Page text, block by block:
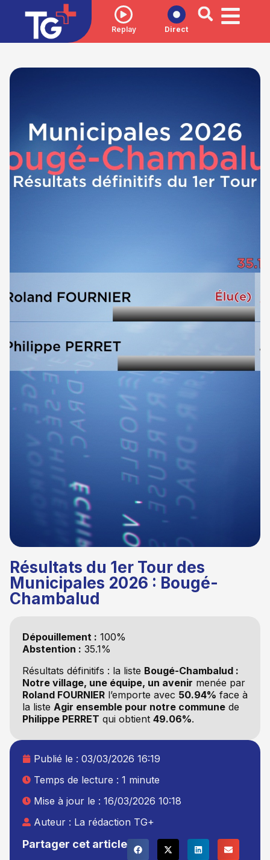
Replay Direct
Résultats du 1er Tour des
Municipales 2026 : Bougé-
Chambalud
Dépouillement : 100%
Abstention : 35.1%
Résultats définitifs : la liste Bougé-Chambalud :
Notre village, une équipe, un avenir menée par
Roland FOURNIERl’emporte avec 50.94% face à
la liste Agir ensemble pour notre communede
Philippe PERRET qui obtient 49.06%.
Partager cet article
Publié le : 03/03/2026 16:19
Temps de lecture : 1 minute
Mise à jour le : 16/03/2026 10:18
Auteur : La rédaction TG+